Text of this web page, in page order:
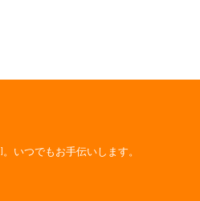
]。いつでもお手伝いします。